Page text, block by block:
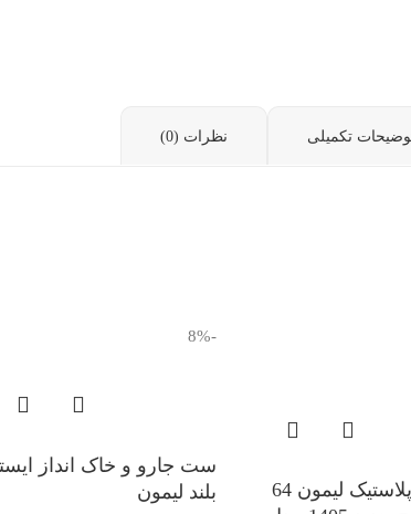
تکمیلی نظرات (0)
سرویس پلاستیک لیمون 64
-8%
ست جارو و خاک انداز
بلند لیمون